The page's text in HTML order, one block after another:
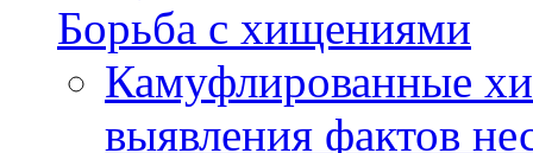
Борьба с хищениями
Камуфлированные
выявления фактов